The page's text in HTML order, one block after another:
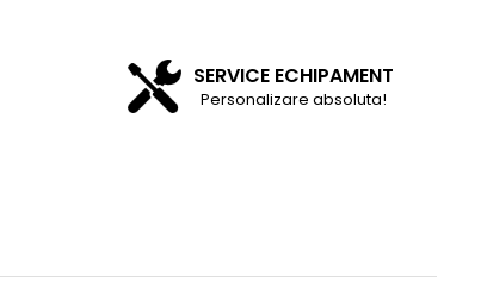
SERVICE ECHIPAMENT
Personalizare absoluta!